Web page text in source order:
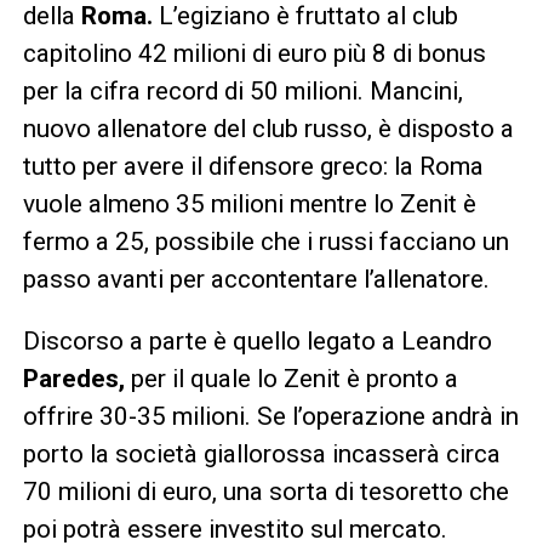
della Roma. L’egiziano è fruttato al club
capitolino 42 milioni di euro più 8 di bonus
per la cifra record di 50 milioni. Mancini,
nuovo allenatore del club russo, è disposto a
tutto per avere il difensore greco: la Roma
vuole almeno 35 milioni mentre lo Zenit è
fermo a 25, possibile che i russi facciano un
passo avanti per accontentare l’allenatore.
Discorso a parte è quello legato a Leandro
Paredes, per il quale lo Zenit è pronto a
offrire 30-35 milioni. Se l’operazione andrà in
porto la società giallorossa incasserà circa
70 milioni di euro, una sorta di tesoretto che
poi potrà essere investito sul mercato.